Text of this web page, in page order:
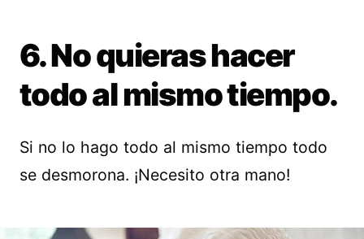
6. No quieras hacer
todo al mismo tiempo.
Si no lo hago todo al mismo tiempo todo
se desmorona. ¡Necesito otra mano!